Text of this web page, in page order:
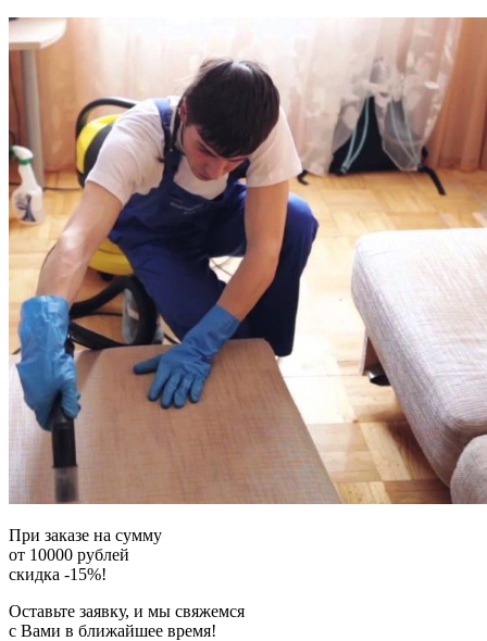
При заказе на сумму
от 10000 рублей
скидка -15%!
Оставьте заявку, и мы свяжемся
с Вами в ближайшее время!